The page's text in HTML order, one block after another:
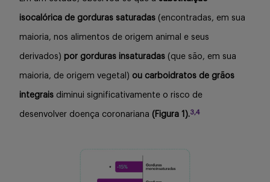
isocalórica de gorduras saturadas (encontradas, em sua
maioria, nos alimentos de origem animal e seus
derivados) por gorduras insaturadas (que são, em sua
maioria, de origem vegetal) ou carboidratos de grãos
integrais diminui significativamente o risco de
desenvolver doença coronariana (Figura 1).3,4